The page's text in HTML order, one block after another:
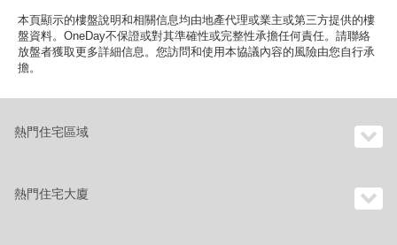
本頁顯示的樓盤說明和相關信息均由地產代理或業主或第三方提供的樓
盤資料。OneDay不保證或對其準確性或完整性承擔任何責任。請聯絡
放盤者獲取更多詳細信息。您訪問和使用本協議內容的風險由您自行承
擔。
熱門住宅區域
熱門住宅大廈